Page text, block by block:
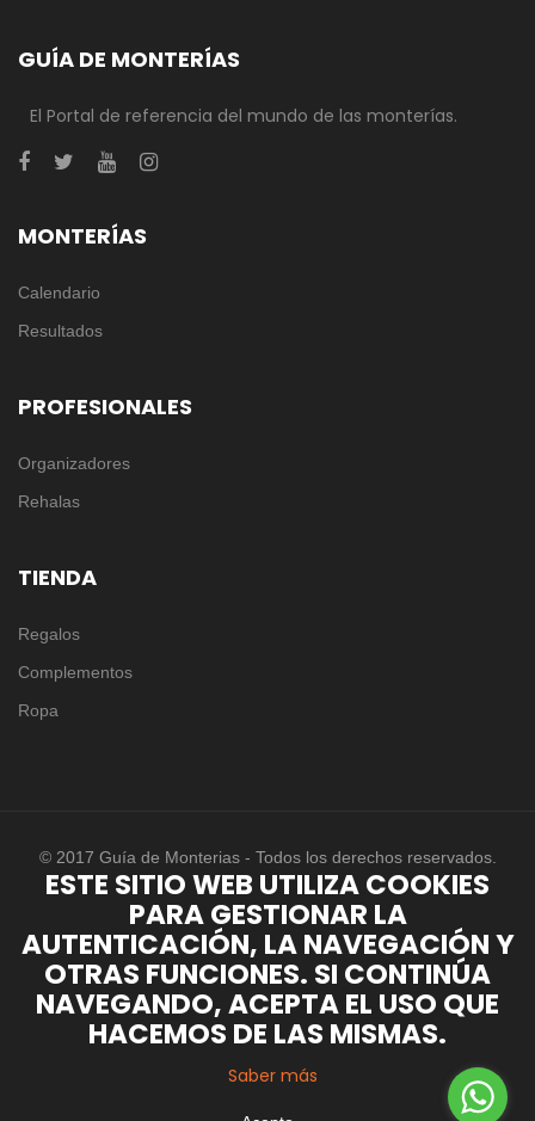
GUÍA DE MONTERÍAS
El Portal de referencia del mundo de las monterías.
MONTERÍAS
Calendario
Resultados
PROFESIONALES
Organizadores
Rehalas
TIENDA
Regalos
Complementos
Ropa
© 2017 Guía de Monterias - Todos los derechos reservados.
ESTE SITIO WEB UTILIZA COOKIES
PARA GESTIONAR LA
AUTENTICACIÓN, LA NAVEGACIÓN Y
OTRAS FUNCIONES. SI CONTINÚA
NAVEGANDO, ACEPTA EL USO QUE
HACEMOS DE LAS MISMAS.
Saber más